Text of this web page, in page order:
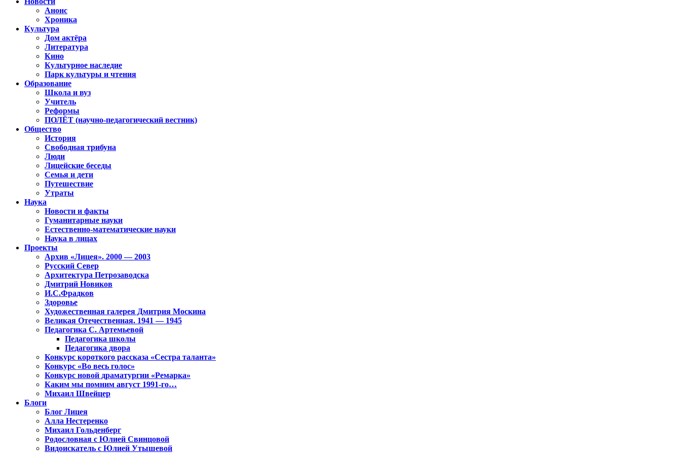
Анонс
Хроника
Культура
Дом актёра
Литература
Кино
Культурное наследие
Парк культуры и чтения
Образование
Школа и вуз
Учитель
Реформы
ПОЛЁТ (научно-педагогический вестник)
Общество
История
Свободная трибуна
Люди
Лицейские беседы
Семья и дети
Путешествие
Утраты
Наука
Новости и факты
Гуманитарные науки
Естественно-математические науки
Наука в лицах
Проекты
Архив «Лицея». 2000 — 2003
Русский Север
Архитектура Петрозаводска
Дмитрий Новиков
И.С.Фрадков
Здоровье
Художественная галерея Дмитрия Москина
Великая Отечественная. 1941 — 1945
Педагогика С. Артемьевой
Педагогика школы
Педагогика двора
Конкурс короткого рассказа «Сестра таланта»
Конкурс «Во весь голос»
Конкурс новой драматургии «Ремарка»
Каким мы помним август 1991-го…
Михаил Швейцер
Блоги
Блог Лицея
Алла Нестеренко
Михаил Гольденберг
Родословная с Юлией Свинцовой
Видоискатель с Юлией Утышевой